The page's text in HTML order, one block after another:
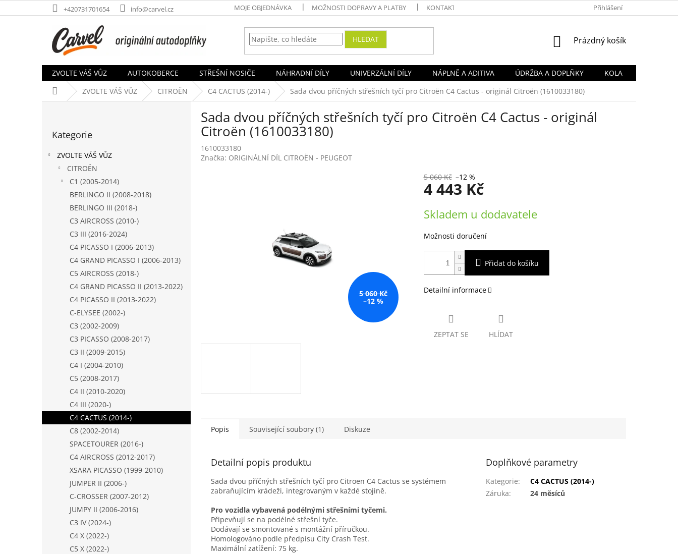
na
+420731701654 info@carvel.cz MOJE OBJEDNÁVKA MOŽNOSTI DOPRAVY A PLATBY KONTAKTY PODMÍNKY OCHRANY OSOBNÍCH
Přihlášení
HLEDAT
NÁKUPNÍ
Prázdný košík
ZVOLTE VÁŠ VŮZ AUTOKOBERCE STŘEŠNÍ NOSIČE NÁHRADNÍ DÍLY UNIVERZÁLNÍ DÍLY NÁPLNĚ A ADITIVA ÚDRŽBA A DOPLŇKY
KOLA
Domů ZVOLTE VÁŠ VŮZ CITROËN C4 CACTUS (2014-) Sada dvou příčných střešních tyčí pro Citroën C4 Cactus - originál Citroën (1610033180)
kategorie
Kategorie
ZVOLTE VÁŠ VŮZ
CITROËN
C1 (2005-2014)
BERLINGO II (2008-2018)
BERLINGO III (2018-)
C3 AIRCROSS (2010-)
C3 III (2016-2024)
C4 PICASSO I (2006-2013)
C4 GRAND PICASSO I (2006-2013)
C5 AIRCROSS (2018-)
C4 GRAND PICASSO II (2013-2022)
C4 PICASSO II (2013-2022)
C-ELYSEE (2002-)
C3 (2002-2009)
C3 PICASSO (2008-2017)
C3 II (2009-2015)
C4 I (2004-2010)
C5 (2008-2017)
C4 II (2010-2020)
C4 III (2020-)
C4 CACTUS (2014-)
C8 (2002-2014)
SPACETOURER (2016-)
C4 AIRCROSS (2012-2017)
XSARA PICASSO (1999-2010)
JUMPER II (2006-)
C-CROSSER (2007-2012)
JUMPY II (2006-2016)
C3 IV (2024-)
C4 X (2022-)
C5 X (2022-)
Sada dvou příčných střešních tyčí pro Citroën C4 Cactus - originál
Citroën (1610033180)
1610033180
Značka: ORIGINÁLNÍ DÍL CITROËN - PEUGEOT
5 060 Kč
–12 %
5 060 Kč –12 %
4 443 Kč
cena:
Skladem u dodavatele
Možnosti doručení
Přidat do košíku
Detailní informace
ZEPTAT SE HLÍDAT
Popis Související soubory (1) Diskuze
Detailní popis produktu
Sada dvou příčných střešních tyčí pro Citroen C4 Cactus se systémem
zabraňujícím krádeži, integrovaným v každé stojině.
Pro vozidla vybavená podélnými střešními tyčemi.
Připevňují se na podélné střešní tyče.
Dodávají se smontované s montážní příručkou.
Homologováno podle předpisu City Crash Test.
Maximální zatížení: 75 kg.
Doplňkové parametry
Kategorie:
C4 CACTUS (2014-)
Záruka: 24 měsíců